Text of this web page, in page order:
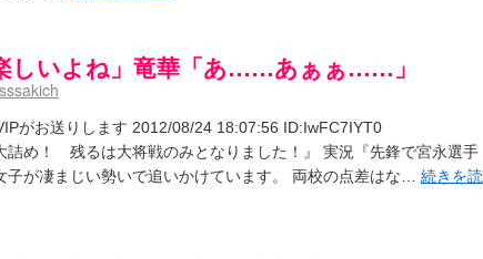
しいよね」竜華「あ……あぁぁ……」
sssakich
がお送りします 2012/08/24 18:07:56 ID:IwFC7IYT0
詰め！ 残るは大将戦のみとなりました！』 実況『先鋒で宮永選手
子が凄まじい勢いで追いかけています。 両校の点差はな… 続きを読